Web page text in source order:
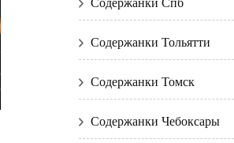
Содержанки Тольятти
Содержанки Томск
Содержанки Чебоксары